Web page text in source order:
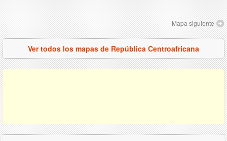
Mapa siguiente
Ver todos los mapas de República Centroafricana